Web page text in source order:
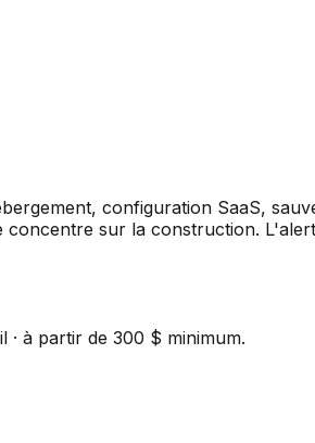
configuration SaaS,
sur la construction.
à partir de 300 $ minimum.